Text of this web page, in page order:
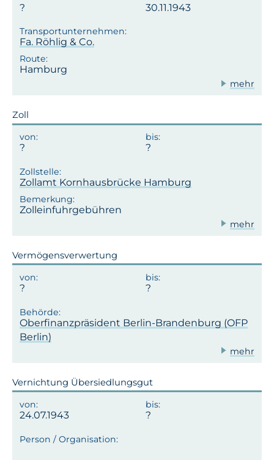
30.11.1943
Fa. Röhlig & Co.
Hamburg
mehr
Zoll
Zollamt Kornhausbrücke Hamburg
Zolleinfuhrgebühren
mehr
Vermögensverwertung
Oberfinanzpräsident Berlin-Brandenburg (OFP
Berlin)
mehr
Vernichtung Übersiedlungsgut
24.07.1943